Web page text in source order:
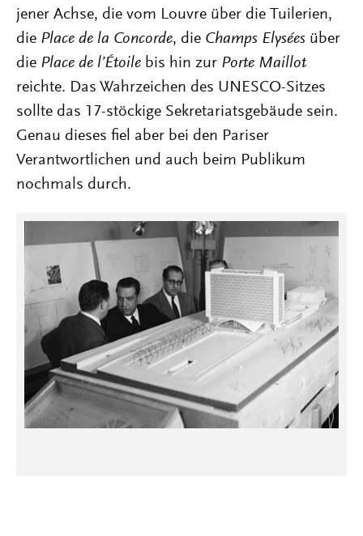
jener Achse, die vom Louvre über die Tuilerien,
die Place de la Concorde, die Champs Elysées über
die Place de l’Étoile bis hin zur Porte Maillot
reichte. Das Wahrzeichen des UNESCO-Sitzes
sollte das 17-stöckige Sekretariatsgebäude sein.
Genau dieses fiel aber bei den Pariser
Verantwortlichen und auch beim Publikum
nochmals durch.